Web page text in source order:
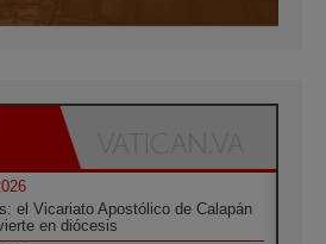
el Vicariato Apostólico de Calapán
en diócesis